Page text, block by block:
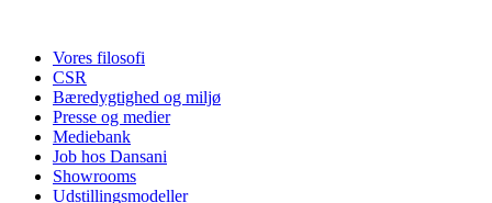
Vores filosofi
CSR
Bæredygtighed og miljø
Presse og medier
Mediebank
Job hos Dansani
Showrooms
Udstillingsmodeller